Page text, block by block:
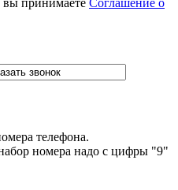
телефона.
номера надо с цифры "9"